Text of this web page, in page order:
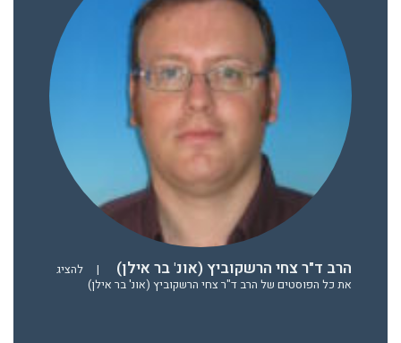
הרב ד"ר צחי הרשקוביץ (אונ' בר אילן) |
להציג
את כל הפוסטים של הרב ד"ר צחי הרשקוביץ (אונ' בר אילן)